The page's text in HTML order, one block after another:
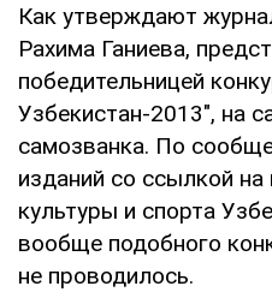
Как утверждают
Рахима Ганиева,
победительницей
Узбекистан-2013", на
самозванка. По
изданий со ссылкой на
культуры и спорта
вообще подобного
не проводилось.